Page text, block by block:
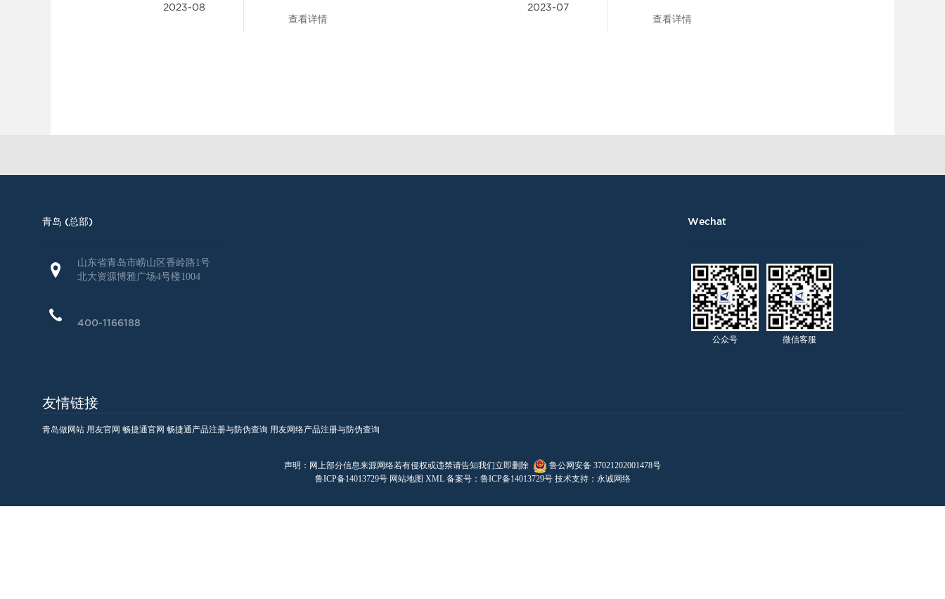
2023-08
公司管理系统软件领域，重要
查看详情
2023-07
应用，彻底改变了传统的生产
查看详情
青岛 (总部)
山东省青岛市崂山区香岭路1号
北大资源博雅广场4号楼1004
400-1166188
Wechat
公众号 微信客服
青岛做网站 用友官网 畅捷通官网 畅捷通产品注册与防伪查询 用友网络产品注册与防伪查询
声明：网上部分信息来源网络若有侵权或违禁请告知我们立即删除
鲁公网安备 37021202001478号
鲁ICP备14013729号 网站地图 XML备案号： 鲁ICP备14013729号技术支持： 永诚网络